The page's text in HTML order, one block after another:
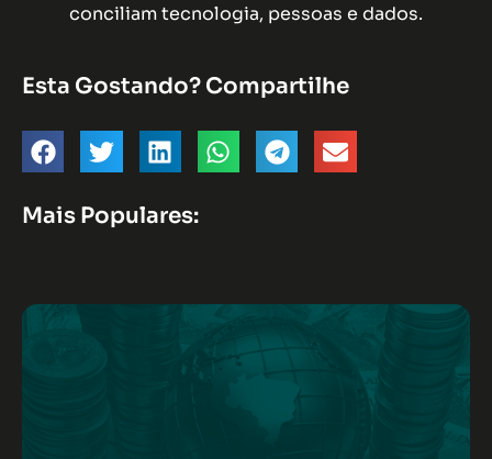
conciliam tecnologia, pessoas e dados.
Esta Gostando? Compartilhe
Mais Populares: